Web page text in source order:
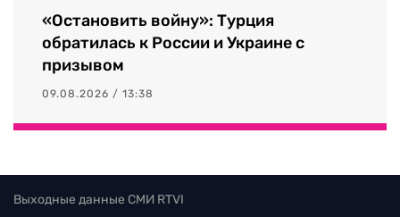
«Остановить войну»: Турция
обратилась к России и Украине с
призывом
09.08.2026 / 13:38
Выходные данные СМИ RTVI